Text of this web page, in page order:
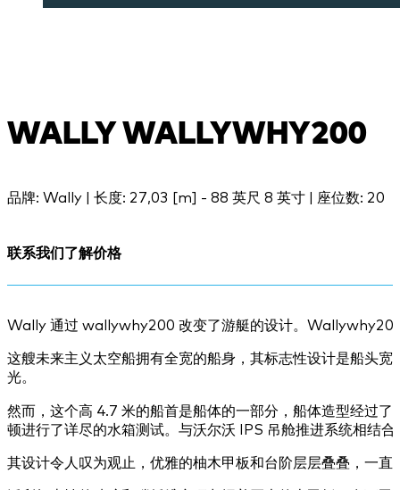
WALLY WALLYWHY200
品牌: Wally | 长度: 27,03 [m] - 88 英尺 8 英寸 | 座位数: 20
联系我们了解价格
Wally 通过 wallywhy200 改变了游艇的设计。Wallywhy200
这艘未来主义太空船拥有全宽的船身，其标志性设计是船头
光。
然而，这个高 4.7 米的船首是船体的一部分，船体造型经过
顿进行了详尽的水箱测试。与沃尔沃 IPS 吊舱推进系统相结
其设计令人叹为观止，优雅的柚木甲板和台阶层层叠叠，一